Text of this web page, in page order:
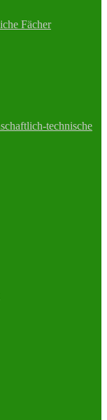
Fächer
technische